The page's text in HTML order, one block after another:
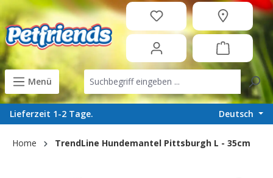
content
Menü
Lieferzeit 1-2 Tage. Deutsch
Home TrendLine Hundemantel Pittsburgh L - 35cm